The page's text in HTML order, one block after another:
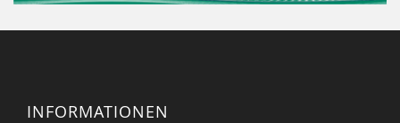
INFORMATIONEN